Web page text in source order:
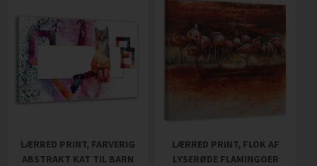
LÆRRED PRINT, FARVERIG
ABSTRAKT KAT TIL BARN
LÆRRED PRINT, FLOK AF
LYSERØDE FLAMINGOER